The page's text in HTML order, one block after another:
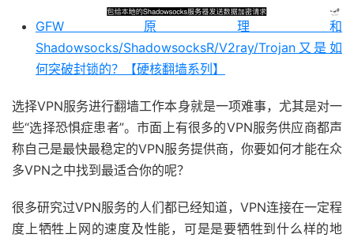
GFW原理和
Shadowsocks/ShadowsocksR/V2ray/Trojan又是如
何突破封锁的？【硬核翻墙系列】
选择VPN服务进行翻墙工作本身就是一项难事，尤其是对一
些“选择恐惧症患者”。市面上有很多的VPN服务供应商都声
称自己是最快最稳定的VPN服务提供商，你要如何才能在众
多VPN之中找到最适合你的呢？
很多研究过VPN服务的人们都已经知道，VPN连接在一定程
度上牺牲上网的速度及性能，可是是要牺牲到什么样的地